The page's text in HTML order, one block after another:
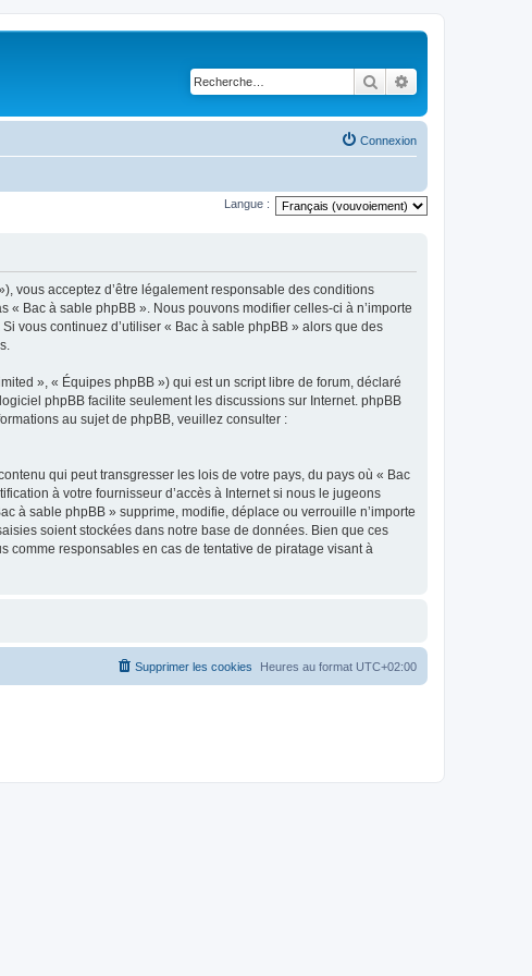
Rechercher
Connexion
Langue :
vous acceptez d’être légalement responsable des conditions
« Bac à sable phpBB ». Nous pouvons modifier celles-ci à n’importe
vous continuez d’utiliser « Bac à sable phpBB » alors que des
», « Équipes phpBB ») qui est un script libre de forum, déclaré
phpBB facilite seulement les discussions sur Internet. phpBB
au sujet de phpBB, veuillez consulter :
qui peut transgresser les lois de votre pays, du pays où « Bac
à votre fournisseur d’accès à Internet si nous le jugeons
à sable phpBB » supprime, modifie, déplace ou verrouille n’importe
soient stockées dans notre base de données. Bien que ces
comme responsables en cas de tentative de piratage visant à
Heures au format UTC+02:00
Supprimer les cookies